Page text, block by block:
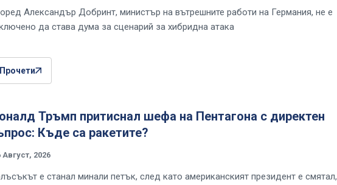
Александър Добринт, министър на вътрешните работи на Германия, не е
да става дума за сценарий за хибридна атака
Прочети
Тръмп притиснал шефа на Пентагона с директен
Къде са ракетите?
Август, 2026
е станал минали петък, след като американският президент е смятал,